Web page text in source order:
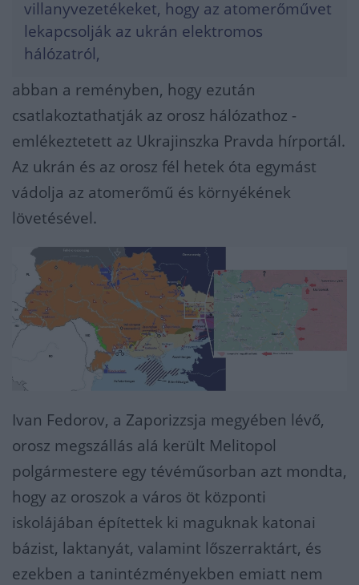
villanyvezetékeket, hogy az atomerőművet
lekapcsolják az ukrán elektromos
hálózatról,
abban a reményben, hogy ezután
csatlakoztathatják az orosz hálózathoz -
emlékeztetett az Ukrajinszka Pravda hírportál.
Az ukrán és az orosz fél hetek óta egymást
vádolja az atomerőmű és környékének
lövetésével.
Ivan Fedorov, a Zaporizzsja megyében lévő,
orosz megszállás alá került Melitopol
polgármestere egy tévéműsorban azt mondta,
hogy az oroszok a város öt központi
iskolájában építettek ki maguknak katonai
bázist, laktanyát, valamint lőszerraktárt, és
ezekben a tanintézményekben emiatt nem